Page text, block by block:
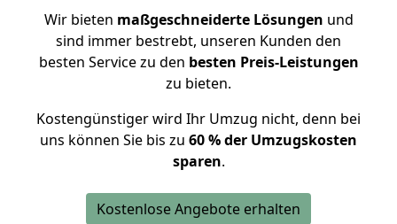
Wir bieten maßgeschneiderte Lösungen und
sind immer bestrebt, unseren Kunden den
besten Service zu den besten Preis-Leistungen
zu bieten.
Kostengünstiger wird Ihr Umzug nicht, denn bei
uns können Sie bis zu 60 % der Umzugskosten
sparen.
Kostenlose Angebote erhalten